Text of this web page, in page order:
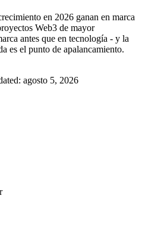
en 2026 ganan en marca
Web3 de mayor
antes que en tecnología - y la
es el punto de apalancamiento.
agosto 5, 2026